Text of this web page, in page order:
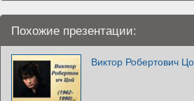
Похожие презентации:
Виктор Робертович